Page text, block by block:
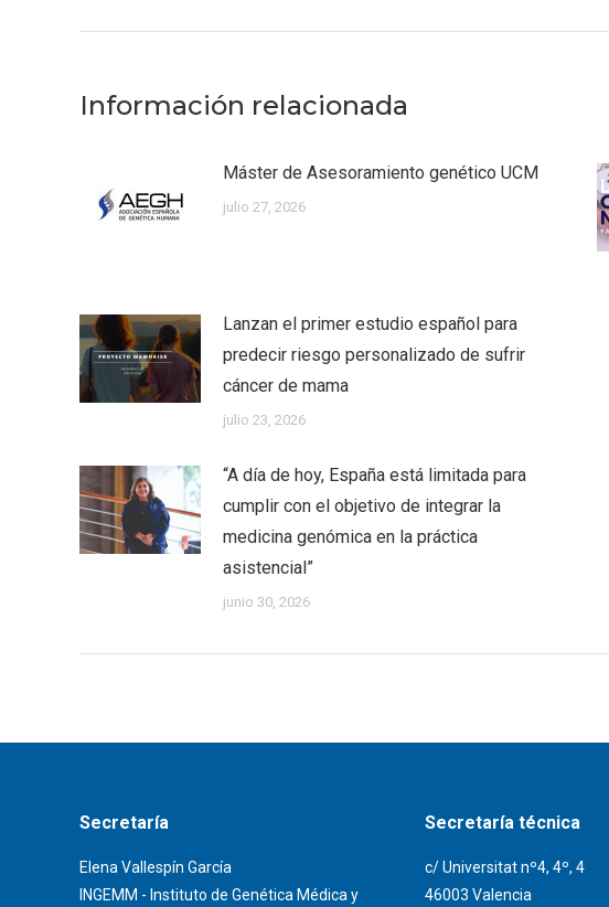
Información relacionada
Máster de Asesoramiento genético UCM
julio 27, 2026
Lanzan el primer estudio español para
predecir riesgo personalizado de sufrir
cáncer de mama
julio 23, 2026
“A día de hoy, España está limitada para
cumplir con el objetivo de integrar la
medicina genómica en la práctica
asistencial”
junio 30, 2026
Secretaría
Elena Vallespín García
INGEMM - Instituto de Genética Médica y
Secretaría técnica
c/ Universitat nº4, 4º, 4
46003 Valencia